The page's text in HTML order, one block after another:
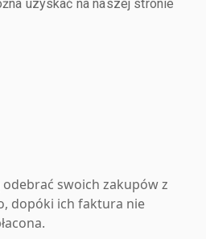
uzyskać na naszej stronie
swoich zakupów z
dopóki ich faktura nie